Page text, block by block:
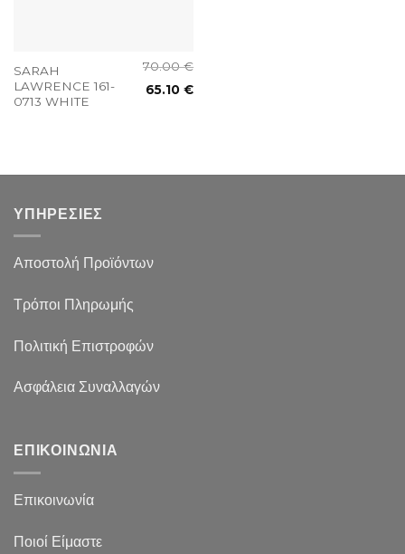
SARAH
LAWRENCE 161-
0713 WHITE
70.00€
65.10€
ΥΠΗΡΕΣΙΕΣ
Αποστολή Προϊόντων
Τρόποι Πληρωμής
Πολιτική Επιστροφών
Ασφάλεια Συναλλαγών
ΕΠΙΚΟΙΝΩΝΙΑ
Επικοινωνία
Ποιοί Είμαστε